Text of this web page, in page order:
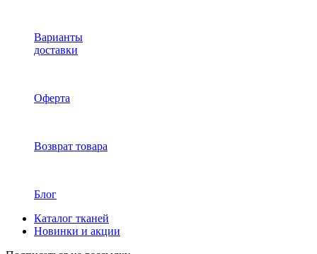
Варианты
доставки
Оферта
Возврат товара
Блог
Каталог тканей
Новинки и акции